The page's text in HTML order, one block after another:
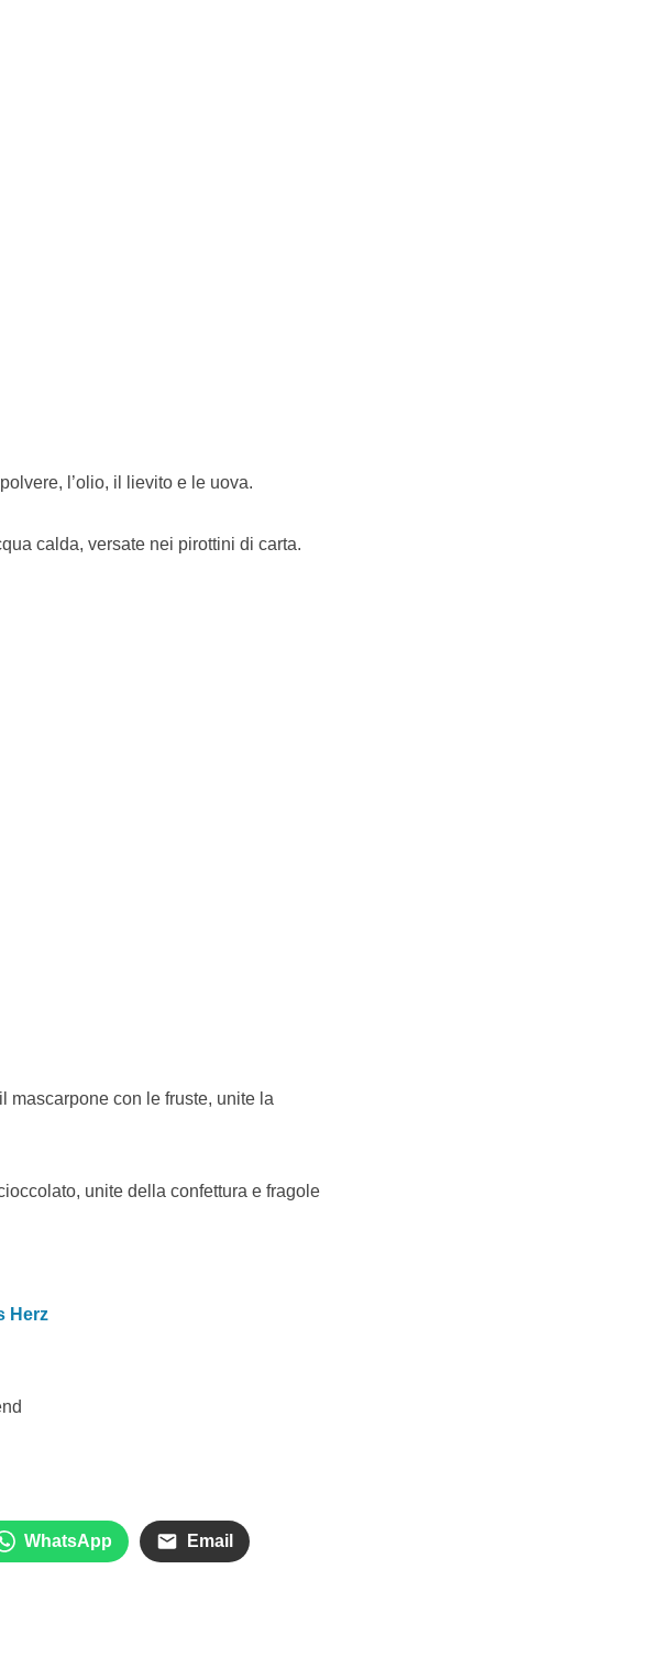
l’olio, il lievito e le uova.
calda, versate nei pirottini di carta.
mascarpone con le fruste, unite la
unite della confettura e fragole
Herz
WhatsApp Email